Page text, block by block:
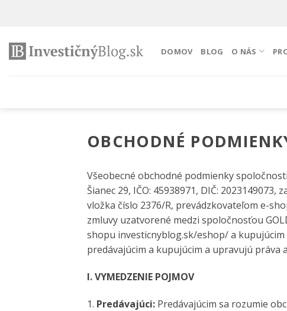
DOMOV BLOG O NÁS
OBCHODNÉ
Všeobecné obchodné podmienky
Šianec 29, IČO: 45938971, DIČ:
vložka číslo 2376/R, prevádzkovateľom e-
zmluvy uzatvorené medzi spoločnosťou
shopu investicnyblog.sk/eshop/ a
predávajúcim a kupujúcim a upravujú
I. VYMEDZENIE POJMOV
1. Predávajúci: Predávajúcim sa rozumie